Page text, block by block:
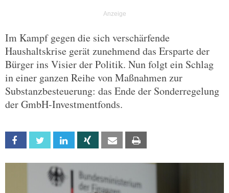
Im Kampf gegen die sich verschärfende
Haushaltskrise gerät zunehmend das Ersparte der
Bürger ins Visier der Politik. Nun folgt ein Schlag
in einer ganzen Reihe von Maßnahmen zur
Substanzbesteuerung: das Ende der Sonderregelung
der GmbH-Investmentfonds.
Facebook Twitter Linkedin Xing Email